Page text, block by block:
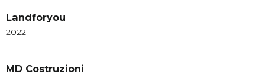
Landforyou
2022
MD Costruzioni